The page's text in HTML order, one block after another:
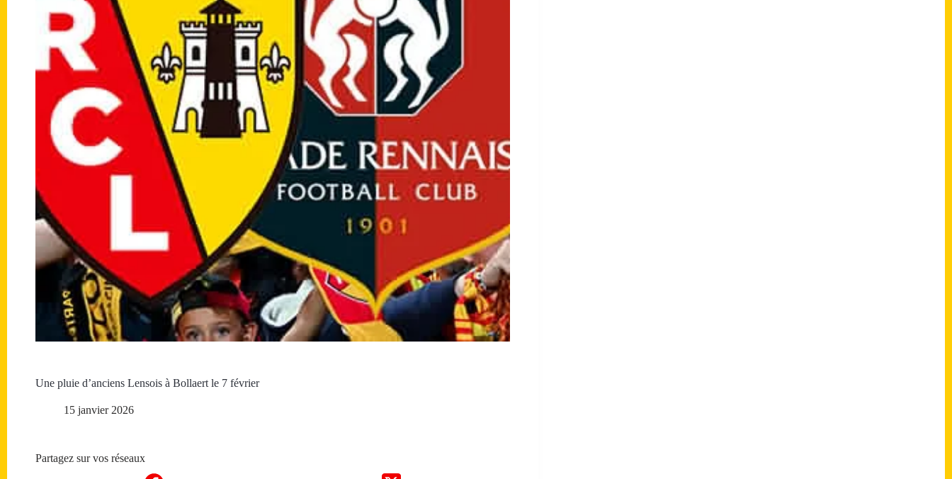
Une pluie d’anciens Lensois à Bollaert le 7 février
15 janvier 2026
Partagez sur vos réseaux